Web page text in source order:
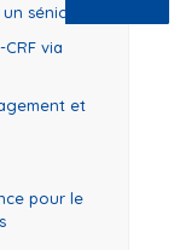
sénior
via
et
pour le